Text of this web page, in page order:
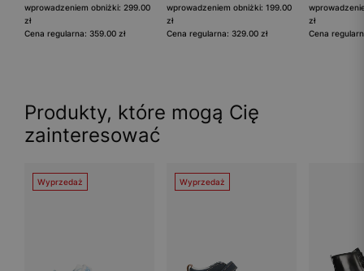
wprowadzeniem obniżki: 299.00
zł
Cena regularna: 359.00 zł
wprowadzeniem obniżki: 199.00
zł
Cena regularna: 329.00 zł
zł
Cena
Produkty, które mogą Cię
zainteresować
Wyprzedaż Wyprzedaż